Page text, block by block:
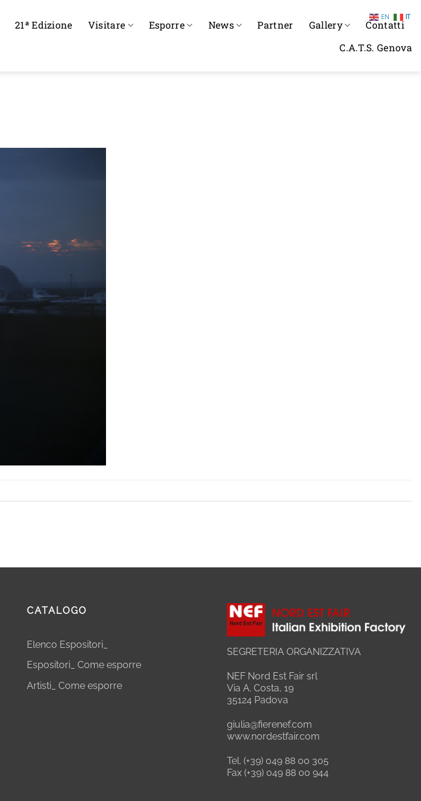
21ª Edizione Visitare Esporre News Partner Gallery
Contatti
C.A.T.S. Genova
CATALOGO
Elenco Espositori_
Espositori_ Come esporre
Artisti_ Come esporre
SEGRETERIA ORGANIZZATIVA
NEF Nord Est Fair srl
Via A. Costa, 19
35124 Padova
giulia@fierenef.com
www.nordestfair.com
Tel. (+39) 049 88 00 305
Fax (+39) 049 88 00 944
EN IT